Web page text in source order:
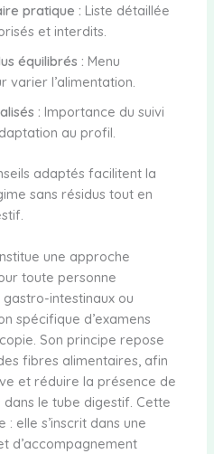
pratique : Liste détaillée
et interdits.
équilibrés : Menu
varier l’alimentation.
: Importance du suivi
au profil.
adaptés facilitent la
sans résidus tout en
une approche
toute personne
intestinaux ou
spécifique d’examens
Son principe repose
fibres alimentaires, afin
et réduire la présence de
le tube digestif. Cette
: elle s’inscrit dans une
d’accompagnement